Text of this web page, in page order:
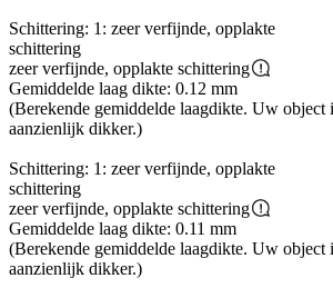
Schittering: 1: zeer verfijnde, opplakte
schittering
zeer verfijnde, opplakte schittering
Gemiddelde laag dikte: 0.12 mm
(Berekende gemiddelde laagdikte. Uw object
aanzienlijk dikker.)
Schittering: 1: zeer verfijnde, opplakte
schittering
zeer verfijnde, opplakte schittering
Gemiddelde laag dikte: 0.11 mm
(Berekende gemiddelde laagdikte. Uw object
aanzienlijk dikker.)